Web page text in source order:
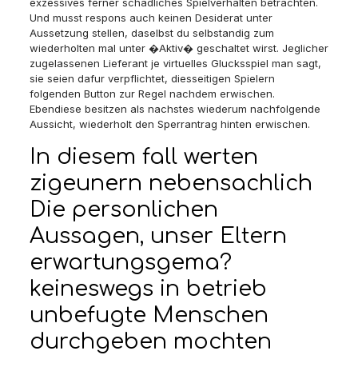
Und musst respons auch keinen Desiderat unter
Aussetzung stellen, daselbst du selbstandig zum
wiederholten mal unter �Aktiv� geschaltet wirst. Jeglicher
zugelassenen Lieferant je virtuelles Glucksspiel man sagt,
sie seien dafur verpflichtet, diesseitigen Spielern
folgenden Button zur Regel nachdem erwischen.
Ebendiese besitzen als nachstes wiederum nachfolgende
Aussicht, wiederholt den Sperrantrag hinten erwischen.
In diesem fall werten
zigeunern nebensachlich
Die personlichen
Aussagen, unser Eltern
erwartungsgema?
keineswegs in betrieb
unbefugte Menschen
durchgeben mochten